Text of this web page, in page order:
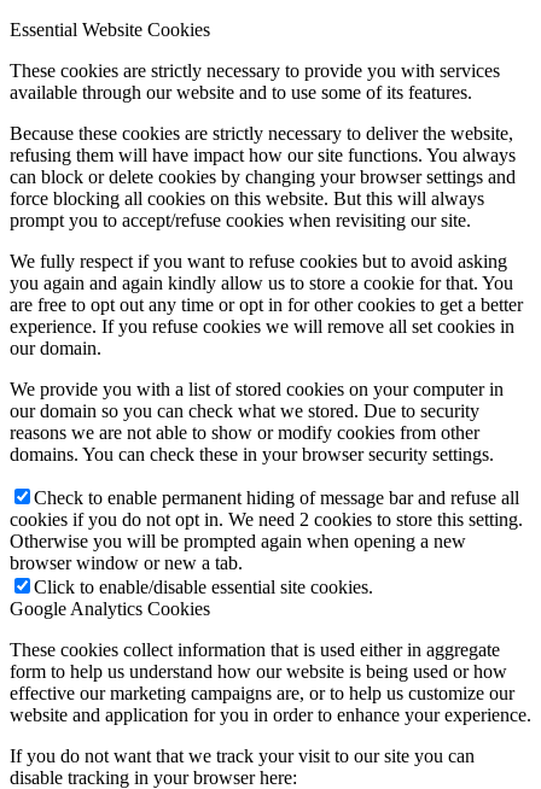
Essential Website Cookies
These cookies are strictly necessary to provide you with services
available through our website and to use some of its features.
Because these cookies are strictly necessary to deliver the website,
refusing them will have impact how our site functions. You always
can block or delete cookies by changing your browser settings and
force blocking all cookies on this website. But this will always
prompt you to accept/refuse cookies when revisiting our site.
We fully respect if you want to refuse cookies but to avoid asking
you again and again kindly allow us to store a cookie for that. You
are free to opt out any time or opt in for other cookies to get a better
experience. If you refuse cookies we will remove all set cookies in
our domain.
We provide you with a list of stored cookies on your computer in
our domain so you can check what we stored. Due to security
reasons we are not able to show or modify cookies from other
domains. You can check these in your browser security settings.
Check to enable permanent hiding of message bar and refuse all
cookies if you do not opt in. We need 2 cookies to store this setting.
Otherwise you will be prompted again when opening a new
browser window or new a tab.
Click to enable/disable essential site cookies.
Google Analytics Cookies
These cookies collect information that is used either in aggregate
form to help us understand how our website is being used or how
effective our marketing campaigns are, or to help us customize our
website and application for you in order to enhance your experience.
If you do not want that we track your visit to our site you can
disable tracking in your browser here: